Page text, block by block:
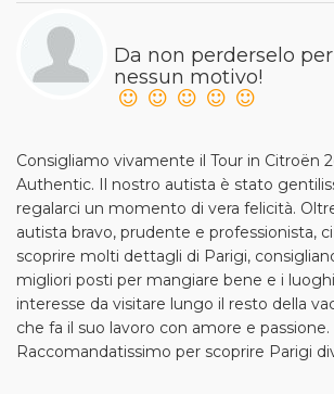
Da non perderselo per
nessun motivo!
Consigliamo vivamente il Tour in Citroën
Authentic. Il nostro autista è stato
regalarci un momento di vera felicità.
autista bravo, prudente e professionista,
scoprire molti dettagli di Parigi,
migliori posti per mangiare bene e i
interesse da visitare lungo il resto della
che fa il suo lavoro con amore e passione.
Raccomandatissimo per scoprire Parigi